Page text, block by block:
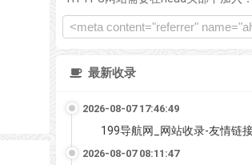
最新收录
2026-08-07 17:46:49
199导航网_网站收录-友情链接交换-网址收录-自动
2026-08-07 08:11:47